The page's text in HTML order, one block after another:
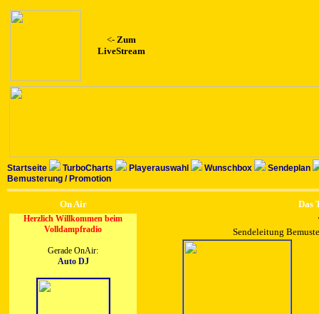
<- Zum
LiveStream
Startseite TurboCharts Playerauswahl Wunschbox
Sendeplan
Bemusterung / Promotion
On Air
Herzlich Willkommen beim
Volldampfradio
Gerade OnAir:
Auto DJ
Das
Sendeleitung